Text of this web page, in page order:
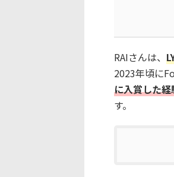
RAIさんは、
2023年頃に
に入賞した
す。